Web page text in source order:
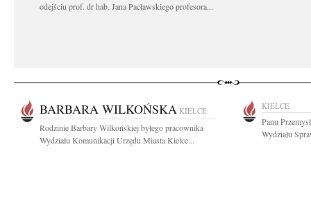
odejściu prof. dr hab. Jana Pacławskiego profesora...
BARBARA WILKOŃSKA KIELCE
Rodzinie Barbary Wilkońskiej byłego pracownika
Wydziału Komunikacji Urzędu Miasta Kielce...
KIELCE
Panu
Wydziału